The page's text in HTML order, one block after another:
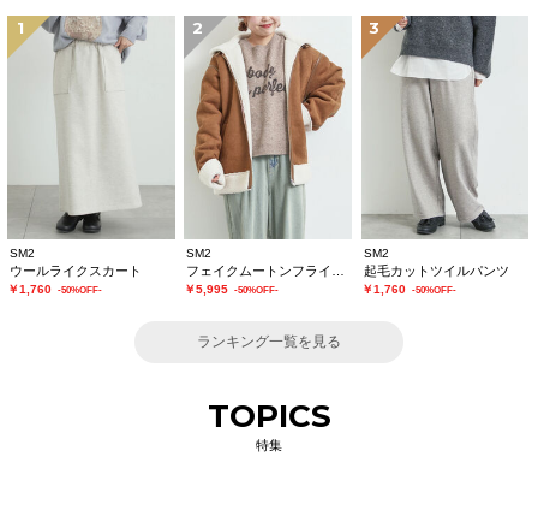
1
SM2
ウールライクスカート
￥1,760 -50%OFF-
2
SM2
￥5,995 -50%OFF-
3
SM2
起毛カットツイルパンツ
￥1,760 -50%OFF-
ランキング一覧を見る
TOPICS
特集